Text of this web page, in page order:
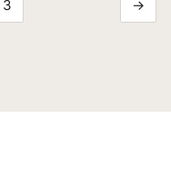
3 →